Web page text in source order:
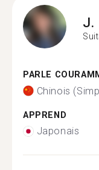
J.
PARLE
Chinois
APPREND
Japonais